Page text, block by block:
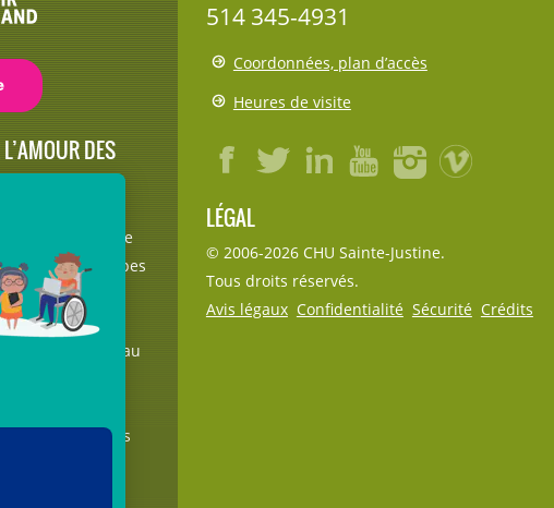
DES
majeure
les équipes
de la
technologies
où qu’il soit au
nos forces
nous.
514 345-4931
Coordonnées, plan d’accès
Heures de visite
LÉGAL
© 2006-2026CHU Sainte-Justine.
Tous droits réservés.
Avis légaux Confidentialité Sécurité Crédits